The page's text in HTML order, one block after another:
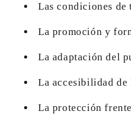
Las condiciones
La promoción y
La adaptación del
La accesibilidad de
La protección